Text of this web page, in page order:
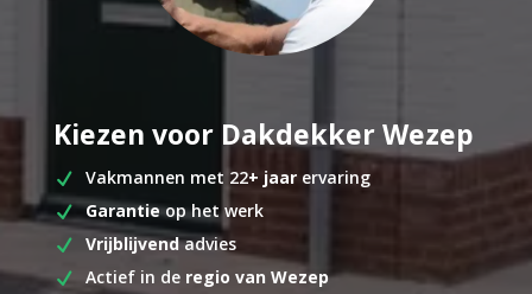
Kiezen voor Dakdekker Wezep
Vakmannen met 22+ jaarervaring
Garantieop het werk
Vrijblijvendadvies
Actief in de regio van Wezep